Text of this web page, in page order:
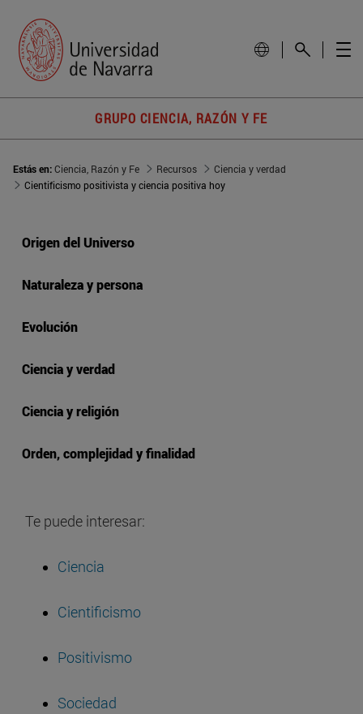
GRUPO CIENCIA, RAZÓN Y FE
Estás en:Ciencia, Razón y Fe Recursos
Ciencia y verdad
Cientificismo positivista y ciencia positiva hoy
Origen del Universo
Naturaleza y persona
Evolución
Ciencia y verdad
Ciencia y religión
Orden, complejidad y finalidad
Te puede interesar:
Ciencia
Cientificismo
Positivismo
Sociedad